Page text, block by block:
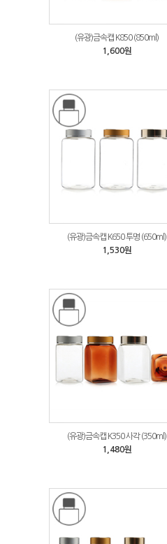
(유광)금속캡 K850 (850ml)
1,600원
(유광)금속캡 K650 투명 (650ml)
1,530원
(유광)금속캡 K350 사각 (350ml)
1,480원